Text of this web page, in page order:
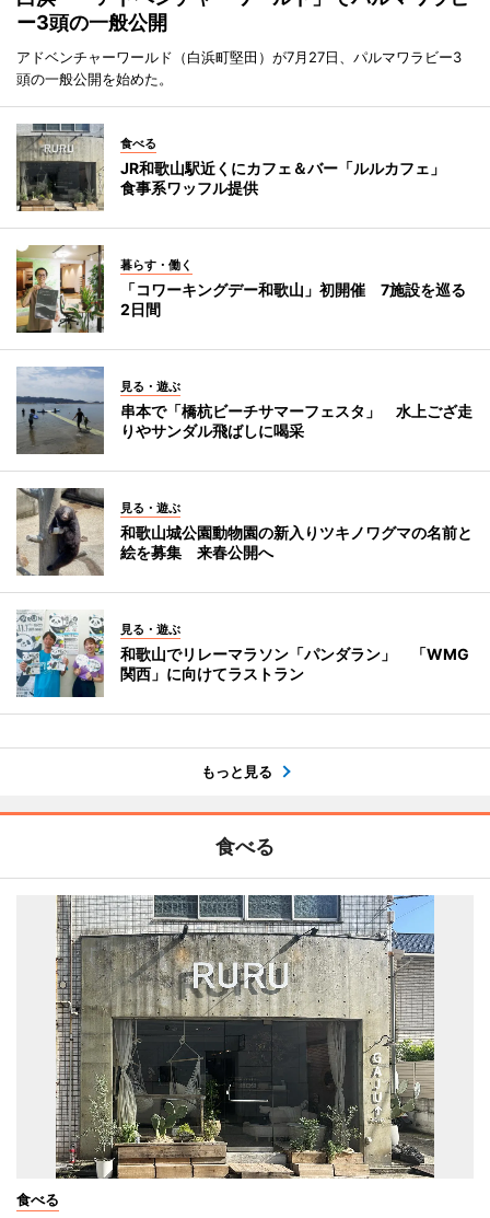
ー3頭の一般公開
アドベンチャーワールド（白浜町堅田）が7月27日、パルマワラビー3
頭の一般公開を始めた。
食べる
JR和歌山駅近くにカフェ＆バー「ルルカフェ」
食事系ワッフル提供
暮らす・働く
「コワーキングデー和歌山」初開催 7施設を巡る
2日間
見る・遊ぶ
串本で「橋杭ビーチサマーフェスタ」 水上ござ走
りやサンダル飛ばしに喝采
見る・遊ぶ
和歌山城公園動物園の新入りツキノワグマの名前と
絵を募集 来春公開へ
見る・遊ぶ
和歌山でリレーマラソン「パンダラン」 「WMG
関西」に向けてラストラン
もっと見る
食べる
食べる